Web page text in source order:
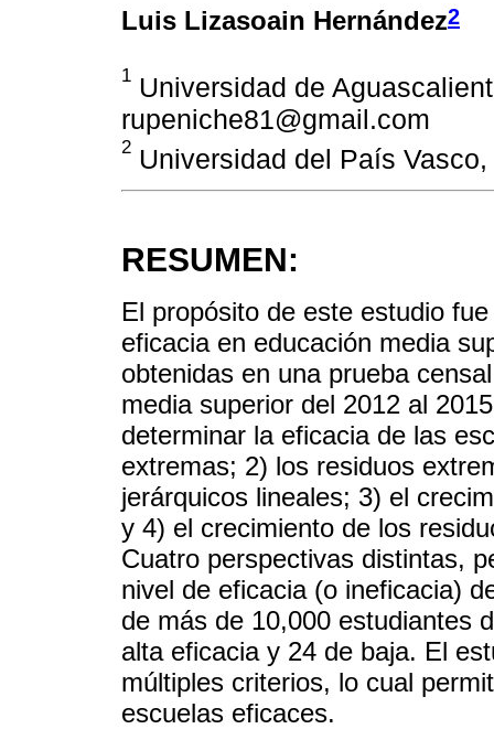
Luis Lizasoain Hernández2
1 Universidad de
rupeniche81@gmail.com
2 Universidad del País
RESUMEN:
El propósito de este estudio
eficacia en educación media
obtenidas en una prueba
media superior del 2012 al
determinar la eficacia de las
extremas; 2) los residuos
jerárquicos lineales; 3) el
y 4) el crecimiento de los
Cuatro perspectivas distintas,
nivel de eficacia (o ineficacia)
de más de 10,000 estudiantes
alta eficacia y 24 de baja. El
múltiples criterios, lo cual
escuelas eficaces.